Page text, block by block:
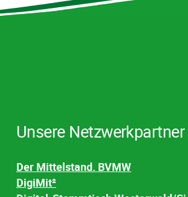
Unsere Netzwerkpartner
Der Mittelstand. BVMW
DigiMit²